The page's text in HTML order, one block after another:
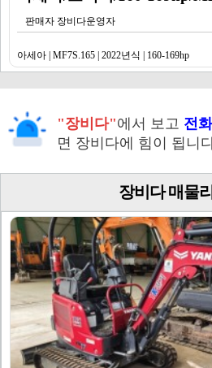
판매자 장비다운영자
아세아 | MF7S.165 | 2022년식 | 160-169hp
"장비다"에서 보고 전
면 장비다에 힘이 됩니
장비다 매물